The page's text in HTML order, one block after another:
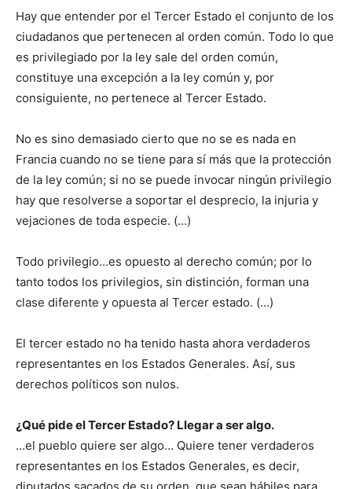
Hay que entender por el Tercer Estado el conjunto de los
ciudadanos que pertenecen al orden común. Todo lo que
es privilegiado por la ley sale del orden común,
constituye una excepción a la ley común y, por
consiguiente, no pertenece al Tercer Estado.
No es sino demasiado cierto que no se es nada en
Francia cuando no se tiene para sí más que la protección
de la ley común; si no se puede invocar ningún privilegio
hay que resolverse a soportar el desprecio, la injuria y
vejaciones de toda especie. (…)
Todo privilegio…es opuesto al derecho común; por lo
tanto todos los privilegios, sin distinción, forman una
clase diferente y opuesta al Tercer estado. (…)
El tercer estado no ha tenido hasta ahora verdaderos
representantes en los Estados Generales. Así, sus
derechos políticos son nulos.
¿Qué pide el Tercer Estado? Llegar a ser algo.
…el pueblo quiere ser algo… Quiere tener verdaderos
representantes en los Estados Generales, es decir,